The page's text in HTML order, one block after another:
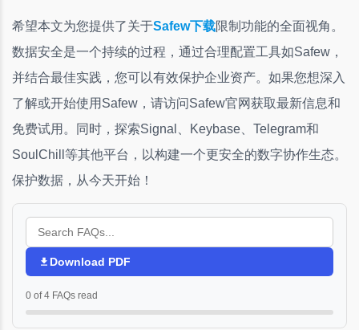
希望本文为您提供了关于Safew下载限制功能的全面视角。
数据安全是一个持续的过程，通过合理配置工具如Safew，
并结合最佳实践，您可以有效保护企业资产。如果您想深入
了解或开始使用Safew，请访问Safew官网获取最新信息和
免费试用。同时，探索Signal、Keybase、Telegram和
SoulChill等其他平台，以构建一个更安全的数字协作生态。
保护数据，从今天开始！
Download PDF
0 of 4 FAQs read